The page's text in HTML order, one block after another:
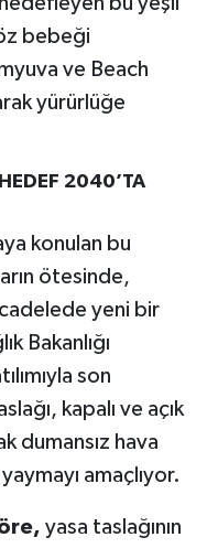
bebeği
ve Beach
yürürlüğe
2040’TA
konulan bu
ötesinde,
yeni bir
Bakanlığı
son
kapalı ve açık
dumansız hava
amaçlıyor.
yasa taslağının